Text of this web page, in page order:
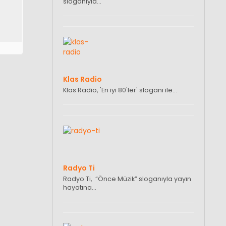
Klas Radio
Klas Radio, 'En iyi 80'ler' sloganı ile…
Radyo Ti
Radyo Ti, “Önce Müzik” sloganıyla yayın
hayatına…